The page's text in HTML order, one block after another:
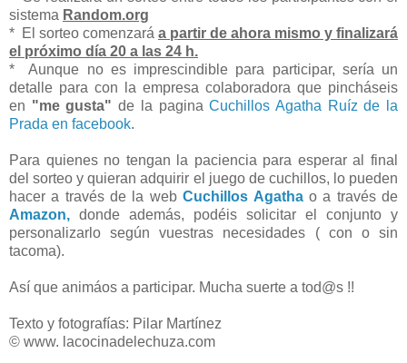
sistema Random.org
* El sorteo comenzará a partir de ahora mismo y finalizará
el próximo día 20 a las 24 h.
* Aunque no es imprescindible para participar, sería un
detalle para con la empresa colaboradora que pincháseis
en "me gusta" de la paginaCuchillos Agatha Ruíz de la
Prada en facebook.
Para quienes no tengan la paciencia para esperar al final
del sorteo y quieran adquirir el juego de cuchillos, lo pueden
hacer a través de la webCuchillos Agathao a través de
Amazon, donde además, podéis solicitar el conjunto y
personalizarlo según vuestras necesidades ( con o sin
tacoma).
Así que animáos a participar. Mucha suerte a tod@s !!
Texto y fotografías: Pilar Martínez
© www. lacocinadelechuza.com